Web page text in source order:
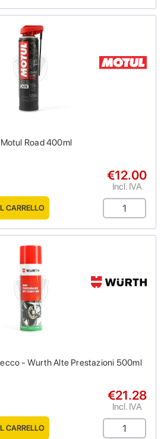
Road 400ml
€12.00
Incl. IVA
CARRELLO
- Wurth Alte Prestazioni 500ml
€21.28
Incl. IVA
CARRELLO